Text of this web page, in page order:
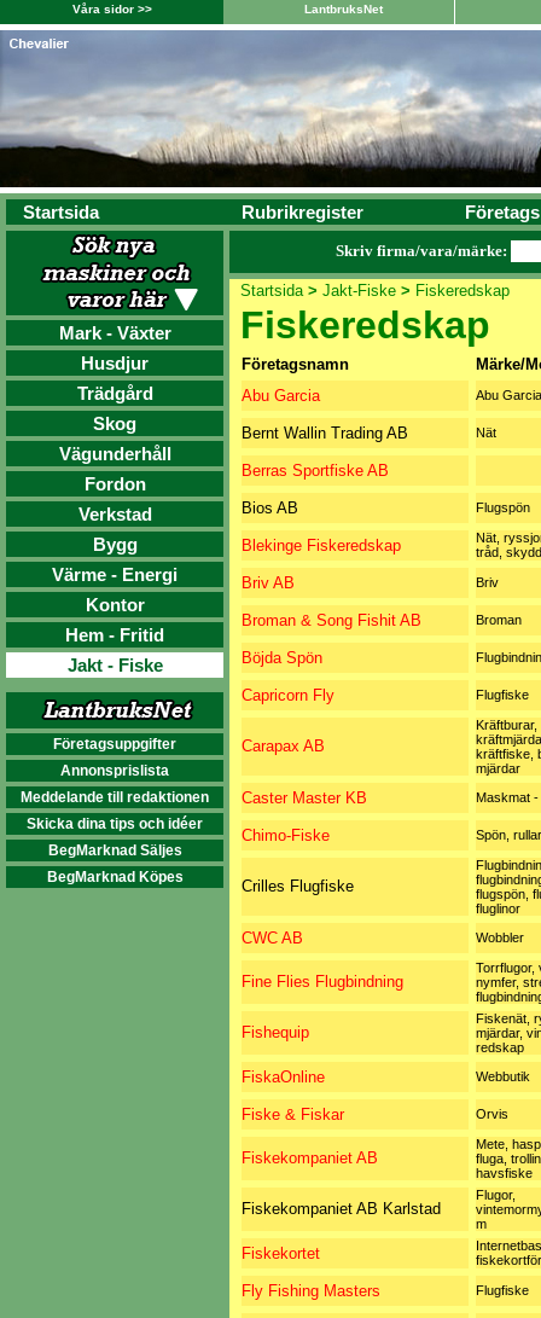
Våra sidor >> LantbruksNet
Startsida Rubrikregister
Mark - Växter
Husdjur
Trädgård
Skog
Vägunderhåll
Fordon
Verkstad
Bygg
Värme - Energi
Kontor
Hem - Fritid
Jakt - Fiske
Företagsuppgifter
Annonsprislista
Meddelande till redaktionen
Skicka dina tips och idéer
BegMarknad Säljes
BegMarknad Köpes
Skriv firma/vara/märke:
Startsida> Jakt-Fiske > Fiskeredskap
Fiskeredskap
Företagsnamn
Märke/
Abu Garcia
Abu Garcia
Bernt Wallin Trading AB Nät
Berras Sportfiske AB
Bios AB Flugspön
Blekinge Fiskeredskap
Nät,
tråd,
Briv AB Briv
Broman & Song Fishit AB Broman
Böjda Spön
Capricorn Fly Flugfiske
Carapax AB
Kräftburar,
kräftfiske,
mjärdar
Caster Master KB Maskmat -
Chimo-Fiske Spön,
Crilles Flugfiske
flugspön,
fluglinor
CWC AB Wobbler
Fine Flies Flugbindning
Torrflugor,
nymfer,
Fishequip
Fiskenät,
mjärdar,
redskap
FiskaOnline Webbutik
Fiske & Fiskar Orvis
Fiskekompaniet AB
Mete,
fluga,
havsfiske
Fiskekompaniet AB Karlstad
Flugor,
m
Fiskekortet
Fly Fishing Masters Flugfiske